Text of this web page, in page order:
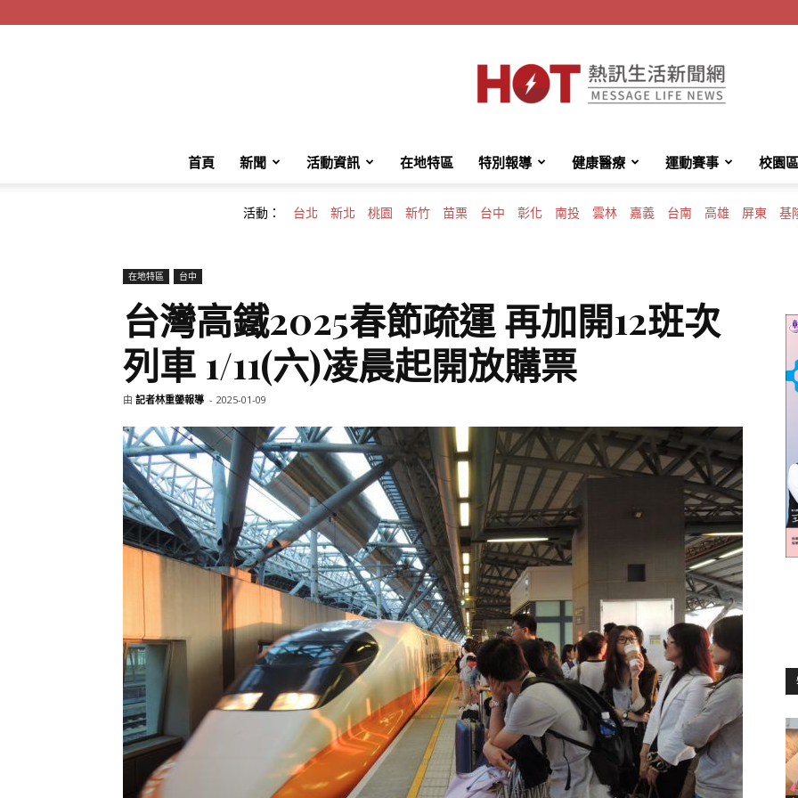
HotMessage
活
首頁 新聞 活動資訊 在地特區 特別報導 健康醫療 運動賽事 校園區
活動： 台北 新北 桃園 新竹 苗栗 台中 彰化 南投 雲林 嘉義 台南 高雄 屏東 基
在地特區 台中
台灣高鐵2025春節疏運 再加開12班次
列車 1/11(六)凌晨起開放購票
由 記者林重鎣報導 - 2025-01-09